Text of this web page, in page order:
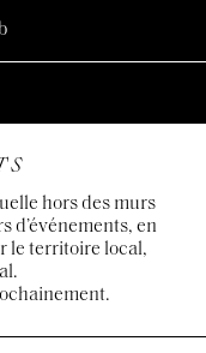
hors des murs
d’événements, en
le territoire local,